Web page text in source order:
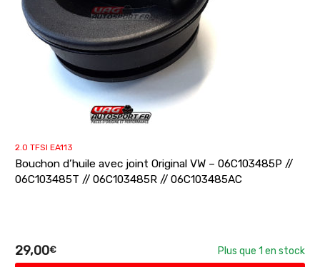
2.0 TFSI EA113
Bouchon d’huile avec joint Original VW – 06C103485P //
06C103485T // 06C103485R // 06C103485AC
29,00€
Plus que 1 en stock